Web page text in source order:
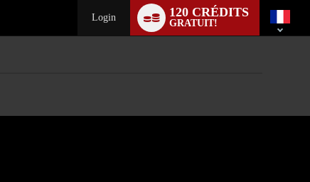
Login 120 CRÉDITS
GRATUIT!